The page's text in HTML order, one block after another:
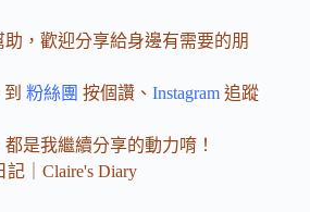
，歡迎分享給身邊有需要的朋
粉絲團 按個讚、 Instagram 追蹤
是我繼續分享的動力唷！
｜Claire's Diary